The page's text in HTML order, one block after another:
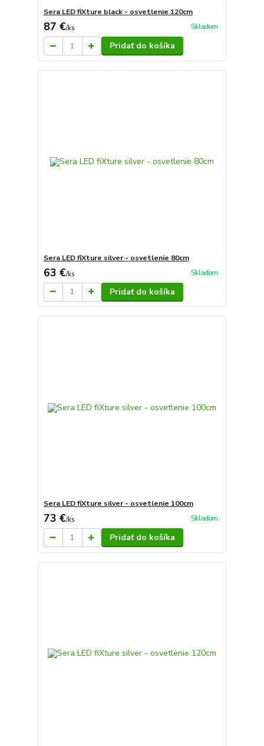
Sera LED fiXture black - osvetlenie 120cm
87 €/ks Skladom
Pridať do košíka
Sera LED fiXture silver - osvetlenie 80cm
63 €/ks Skladom
Pridať do košíka
Sera LED fiXture silver - osvetlenie 100cm
73 €/ks Skladom
Pridať do košíka